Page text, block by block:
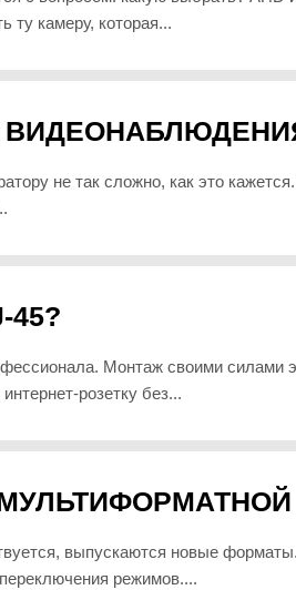
ту камеру, которая...
не так сложно, как это
Монтаж своими силами
розетку без...
выпускаются новые
режимов....